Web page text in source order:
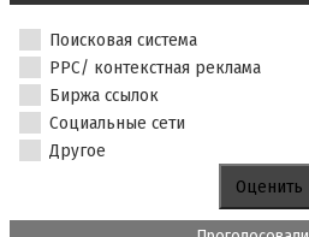
Поисковая система
PPC/ контекстная реклама
Биржа ссылок
Социальные сети
Другое